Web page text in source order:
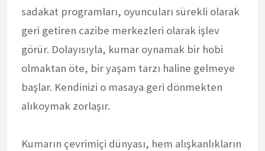
sadakat programları, oyuncuları sürekli olarak
geri getiren cazibe merkezleri olarak işlev
görür. Dolayısıyla, kumar oynamak bir hobi
olmaktan öte, bir yaşam tarzı haline gelmeye
başlar. Kendinizi o masaya geri dönmekten
alıkoymak zorlaşır.
Kumarın çevrimiçi dünyası, hem alışkanlıkların